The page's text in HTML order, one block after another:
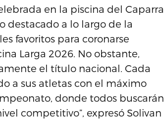
en la piscina del Caparra
destacado a lo largo de la
favoritos para coronarse
Larga 2026. No obstante,
el título nacional. Cada
a sus atletas con el máximo
donde todos buscarán
competitivo”, expresó Solivan